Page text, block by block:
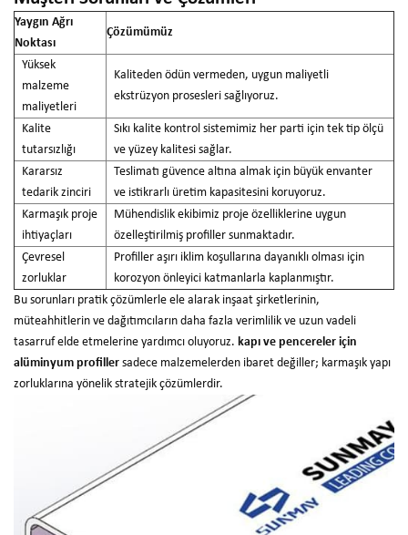
Yaygın Ağrı
Noktası
Çözümümüz
Yüksek
malzeme
maliyetleri
Kaliteden ödün vermeden, uygun maliyetli
ekstrüzyon prosesleri sağlıyoruz.
Kalite
tutarsızlığı
Sıkı kalite kontrol sistemimiz her parti için tek tip ölçü
ve yüzey kalitesi sağlar.
Kararsız
tedarik zinciri
Teslimatı güvence altına almak için büyük envanter
ve istikrarlı üretim kapasitesini koruyoruz.
Karmaşık proje
ihtiyaçları
Mühendislik ekibimiz proje özelliklerine uygun
özelleştirilmiş profiller sunmaktadır.
Çevresel
zorluklar
Profiller aşırı iklim koşullarına dayanıklı olması için
korozyon önleyici katmanlarla kaplanmıştır.
Bu sorunları pratik çözümlerle ele alarak inşaat şirketlerinin,
müteahhitlerin ve dağıtımcıların daha fazla verimlilik ve uzun vadeli
tasarruf elde etmelerine yardımcı oluyoruz. kapı ve pencereler için
alüminyum profiller sadece malzemelerden ibaret değiller; karmaşık yapı
zorluklarına yönelik stratejik çözümlerdir.